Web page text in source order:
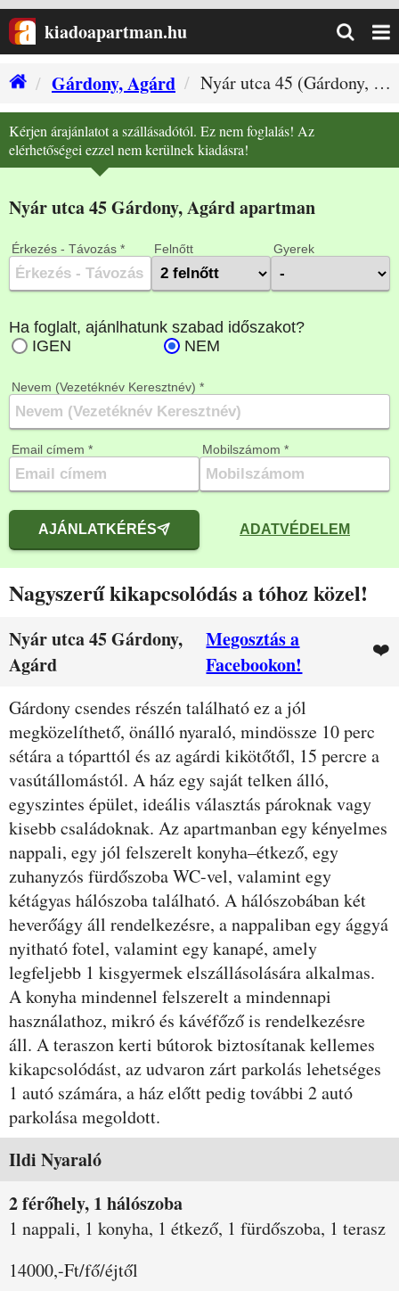
kiadoapartman.hu
Gárdony, Agárd
Nyár utca 45 (Gárdony, Agárd szállás)
Kérjen árajánlatot a szállásadótól. Ez nem foglalás! Az
elérhetőségei ezzel nem kerülnek kiadásra!
Nyár utca 45 Gárdony, Agárd apartman
Érkezés - Távozás * Felnőtt Gyerek
Nevem (Vezetéknév Keresztnév) *
Email címem * Mobilszámom *
AJÁNLATKÉRÉS ADATVÉDELEM
Nagyszerű kikapcsolódás a tóhoz közel!
Nyár utca 45 Gárdony,
Agárd
Megosztás a
Facebookon!
❤️
Leírás
Gárdony csendes részén található ez a jól
megközelíthető, önálló nyaraló, mindössze 10 perc
sétára a tóparttól és az agárdi kikötőtől, 15 percre a
vasútállomástól. A ház egy saját telken álló,
egyszintes épület, ideális választás pároknak vagy
kisebb családoknak. Az apartmanban egy kényelmes
nappali, egy jól felszerelt konyha–étkező, egy
zuhanyzós fürdőszoba WC-vel, valamint egy
kétágyas hálószoba található. A hálószobában két
heverőágy áll rendelkezésre, a nappaliban egy ággyá
nyitható fotel, valamint egy kanapé, amely
legfeljebb 1 kisgyermek elszállásolására alkalmas.
A konyha mindennel felszerelt a mindennapi
használathoz, mikró és kávéfőző is rendelkezésre
áll. A teraszon kerti bútorok biztosítanak kellemes
kikapcsolódást, az udvaron zárt parkolás lehetséges
1 autó számára, a ház előtt pedig további 2 autó
parkolása megoldott.
Szobák és árak
Ildi Nyaraló
2 férőhely, 1 hálószoba
1 nappali, 1 konyha, 1 étkező, 1 fürdőszoba, 1 terasz
14000,-Ft/fő/éjtől